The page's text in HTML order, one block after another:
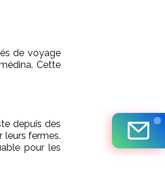
de voyage
Cette
depuis des
leurs fermes.
pour les